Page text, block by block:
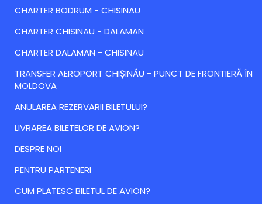
CHARTER BODRUM - CHISINAU
CHARTER CHISINAU - DALAMAN
CHARTER DALAMAN - CHISINAU
TRANSFER AEROPORT CHIȘINĂU - PUNCT DE FRONTIERĂ ÎN
MOLDOVA
ANULAREA REZERVARII BILETULUI?
LIVRAREA BILETELOR DE AVION?
DESPRE NOI
PENTRU PARTENERI
CUM PLATESC BILETUL DE AVION?